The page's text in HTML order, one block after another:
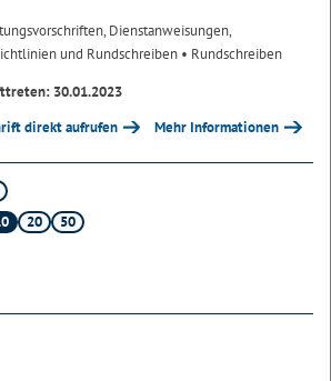
Dienstanweisungen,
und Rundschreiben • Rundschreiben
30.01.2023
direkt aufrufen Mehr Informationen
20 50